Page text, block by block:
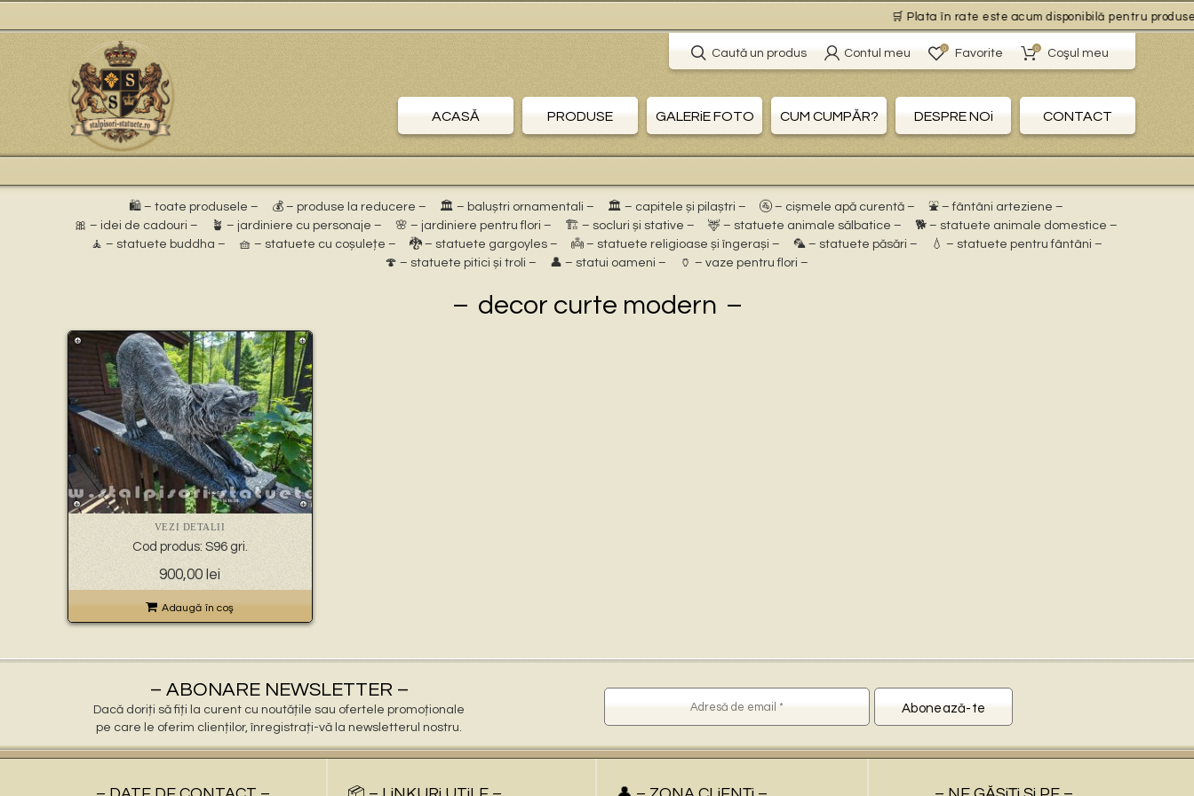
🛒 Plata în rate este acum disponibilă pentru
Caută un produs Contul meu 0 Favorite 0 Coşul meu
ACASĂ PRODUSE GALERiE FOTO CUM CUMPĂR? DESPRE NOi CONTACT
🛍️ – toate produsele – 💰 – produse la reducere – 🏛 – baluștri ornamentali – 🏛 – capitele și pilaștri – 🚰 – cișmele apă curentă –
⛲ – fântâni arteziene –
🎀 – idei de cadouri –
🪴 – jardiniere cu personaje – 🌸 – jardiniere pentru flori – 🏗 – socluri și stative – 🦌 – statuete animale sălbatice –
🐕 – statuete animale domestice –
🧘 – statuete buddha –
🧺 – statuete cu coșulețe – 🐉 – statuete gargoyles – 👼 – statuete religioase și îngerași – 🦜 – statuete păsări –
💧 – statuete pentru fântâni –
🍄 – statuete pitici și troli –
👤 – statui oameni – 🏺 – vaze pentru flori –
decor curte modern
VEZI DETALII
Cod produs: S96 gri.
900,00 lei
Adaugă în coş
– ABONARE NEWSLETTER –
Dacă doriți să fiți la curent cu noutățile sau ofertele promoționale
pe care le oferim clienților, înregistrați-vă la newsletterul nostru.